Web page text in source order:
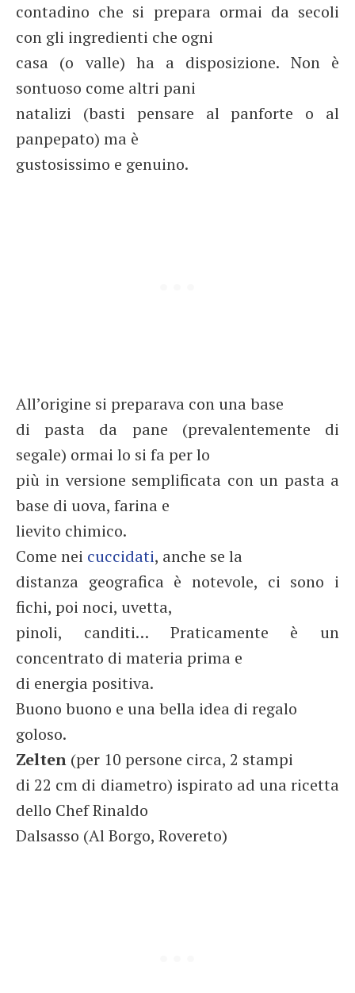
contadino che si prepara ormai da secoli
con gli ingredienti che ogni
casa (o valle) ha a disposizione. Non è
sontuoso come altri pani
natalizi (basti pensare al panforte o al
panpepato) ma è
gustosissimo e genuino.
All’origine si preparava con una base
di pasta da pane (prevalentemente di
segale) ormai lo si fa per lo
più in versione semplificata con un pasta a
base di uova, farina e
lievito chimico.
Come nei cuccidati, anche se la
distanza geografica è notevole, ci sono i
fichi, poi noci, uvetta,
pinoli, canditi… Praticamente è un
concentrato di materia prima e
di energia positiva.
Buono buono e una bella idea di regalo
goloso.
Zelten (per 10 persone circa, 2 stampi
di 22 cm di diametro) ispirato ad una ricetta
dello Chef Rinaldo
Dalsasso (Al Borgo, Rovereto)